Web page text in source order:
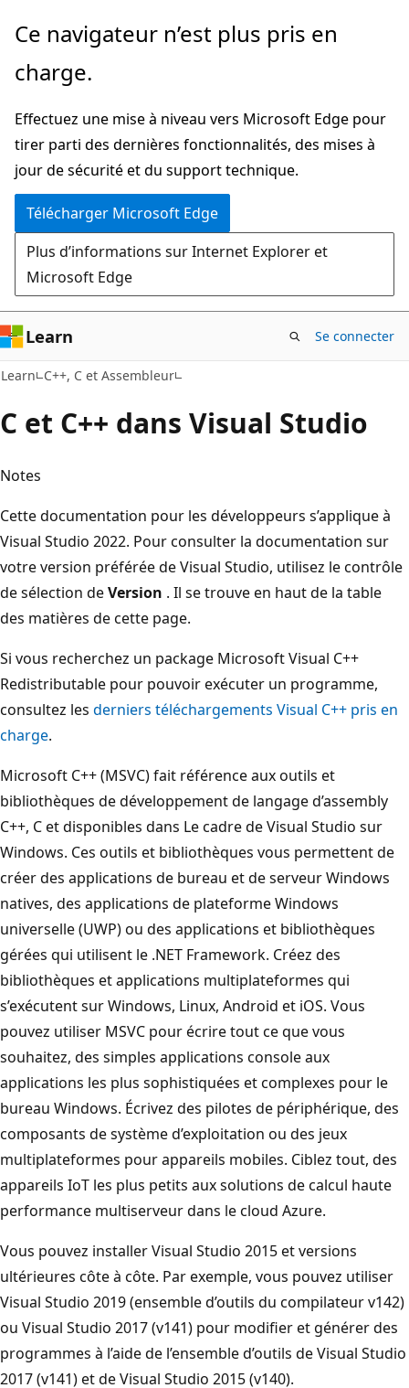
Passer
directement
au
principal
Ce navigateur n’est plus pris en
charge.
Effectuez une mise à niveau vers Microsoft Edge pour
tirer parti des dernières fonctionnalités, des mises à
jour de sécurité et du support technique.
Télécharger Microsoft Edge
Plus d’informations sur Internet Explorer et
Microsoft Edge
Learn Se connecter
Learn C++, C et Assembleur
C et C++ dans Visual Studio
Notes
Cette documentation pour les développeurs s’applique à
Visual Studio 2022. Pour consulter la documentation sur
votre version préférée de Visual Studio, utilisez le contrôle
de sélection deVersion . Il se trouve en haut de la table
des matières de cette page.
Si vous recherchez un package Microsoft Visual C++
Redistributable pour pouvoir exécuter un programme,
consultez les derniers téléchargements Visual C++ pris en
charge.
Microsoft C++ (MSVC) fait référence aux outils et
bibliothèques de développement de langage d’assembly
C++, C et disponibles dans Le cadre de Visual Studio sur
Windows. Ces outils et bibliothèques vous permettent de
créer des applications de bureau et de serveur Windows
natives, des applications de plateforme Windows
universelle (UWP) ou des applications et bibliothèques
gérées qui utilisent le .NET Framework. Créez des
bibliothèques et applications multiplateformes qui
s’exécutent sur Windows, Linux, Android et iOS. Vous
pouvez utiliser MSVC pour écrire tout ce que vous
souhaitez, des simples applications console aux
applications les plus sophistiquées et complexes pour le
bureau Windows. Écrivez des pilotes de périphérique, des
composants de système d’exploitation ou des jeux
multiplateformes pour appareils mobiles. Ciblez tout, des
appareils IoT les plus petits aux solutions de calcul haute
performance multiserveur dans le cloud Azure.
Vous pouvez installer Visual Studio 2015 et versions
ultérieures côte à côte. Par exemple, vous pouvez utiliser
Visual Studio 2019 (ensemble d’outils du compilateur v142)
ou Visual Studio 2017 (v141) pour modifier et générer des
programmes à l’aide de l’ensemble d’outils de Visual Studio
2017 (v141) et de Visual Studio 2015 (v140).